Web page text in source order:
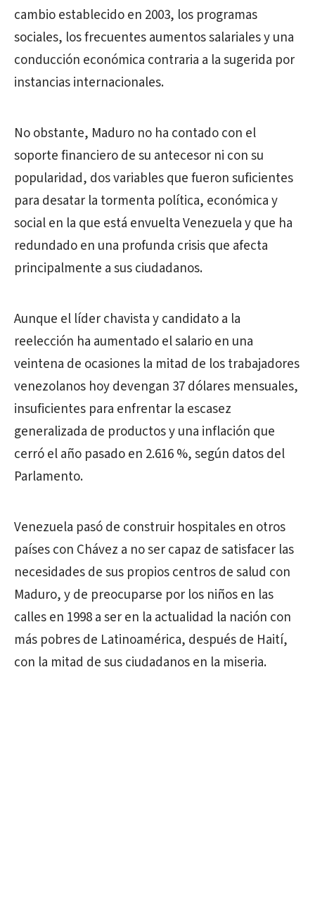
cambio establecido en 2003, los programas
sociales, los frecuentes aumentos salariales y una
conducción económica contraria a la sugerida por
instancias internacionales.
No obstante, Maduro no ha contado con el
soporte financiero de su antecesor ni con su
popularidad, dos variables que fueron suficientes
para desatar la tormenta política, económica y
social en la que está envuelta Venezuela y que ha
redundado en una profunda crisis que afecta
principalmente a sus ciudadanos.
Aunque el líder chavista y candidato a la
reelección ha aumentado el salario en una
veintena de ocasiones la mitad de los trabajadores
venezolanos hoy devengan 37 dólares mensuales,
insuficientes para enfrentar la escasez
generalizada de productos y una inflación que
cerró el año pasado en 2.616 %, según datos del
Parlamento.
Venezuela pasó de construir hospitales en otros
países con Chávez a no ser capaz de satisfacer las
necesidades de sus propios centros de salud con
Maduro, y de preocuparse por los niños en las
calles en 1998 a ser en la actualidad la nación con
más pobres de Latinoamérica, después de Haití,
con la mitad de sus ciudadanos en la miseria.